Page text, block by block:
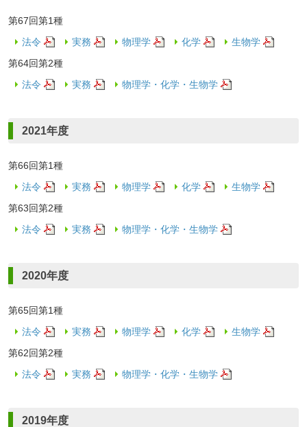
第67回第1種
法令
実務 物理学 化学
生物学
第64回第2種
法令
実務 物理学・化学・生物学
2021年度
第66回第1種
法令
実務 物理学 化学
生物学
第63回第2種
法令
実務 物理学・化学・生物学
2020年度
第65回第1種
法令
実務 物理学 化学
生物学
第62回第2種
法令
実務 物理学・化学・生物学
2019年度